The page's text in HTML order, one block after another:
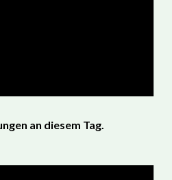
an diesem Tag.